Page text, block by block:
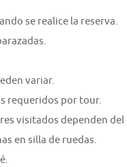
se realice la reserva.
variar.
requeridos por tour.
visitados dependen
en silla de ruedas.